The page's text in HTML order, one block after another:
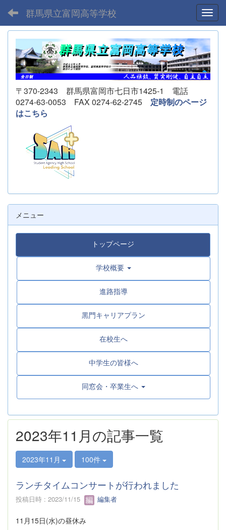
群馬県立富岡高等学校
〒370-2343 群馬県富岡市七日市1425-1 電話
0274-63-0053 FAX 0274-62-2745 定時制のページ
はこちら
メニュー
トップページ
学校概要
進路指導
黒門キャリアプラン
在校生へ
中学生の皆様へ
同窓会・卒業生へ
2023年11月の記事一覧
2023年11月 100件
ランチタイムコンサートが行われました
投稿日時 : 2023/11/15 編集者
11月15日(水)の昼休み